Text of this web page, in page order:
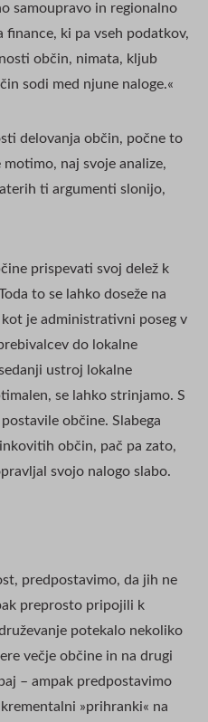
samoupravo in regionalno
ki pa vseh podatkov,
občin, nimata, kljub
sodi med njune naloge.«
delovanja občin, počne to
naj svoje analize,
ti argumenti slonijo,
prispevati svoj delež k
to se lahko doseže na
je administrativni poseg v
do lokalne
ustroj lokalne
se lahko strinjamo. S
občine. Slabega
občin, pač pa zato,
svojo nalogo slabo.
predpostavimo, da jih ne
preprosto pripojili k
potekalo nekoliko
večje občine in na drugi
– ampak predpostavimo
»prihranki« na